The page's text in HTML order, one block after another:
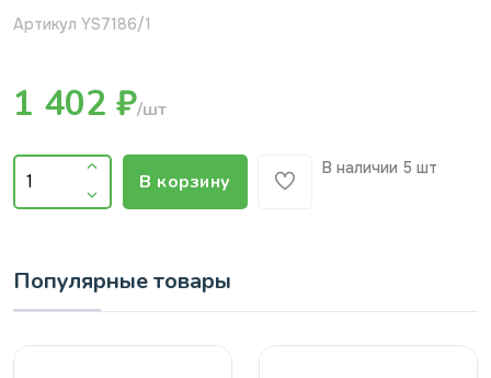
Артикул YS7186/1
1 402 ₽/шт
В корзину
В наличии 5 шт
Популярные товары